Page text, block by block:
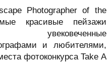
Photographer of the
красивые пейзажи
увековеченные
и любителями,
фотоконкурса Take A